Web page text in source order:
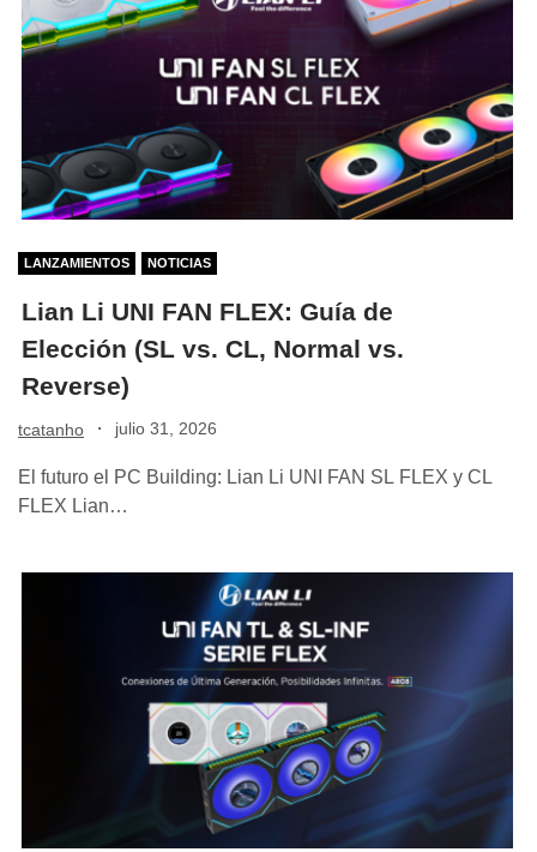
LANZAMIENTOS NOTICIAS
Lian Li UNI FAN FLEX: Guía de
Elección (SL vs. CL, Normal vs.
Reverse)
tcatanho · julio 31, 2026
El futuro el PC Building: Lian Li UNI FAN SL FLEX y CL
FLEX Lian…